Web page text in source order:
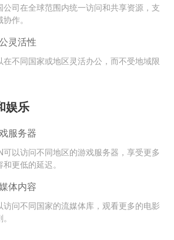
公司在全球范围内统一访问和共享资源，支
作。
灵活性
在不同国家或地区灵活办公，而不受地域限
娱乐
服务器
可以访问不同地区的游戏服务器，享受更多
更低的延迟。
体内容
访问不同国家的流媒体库，观看更多的电影